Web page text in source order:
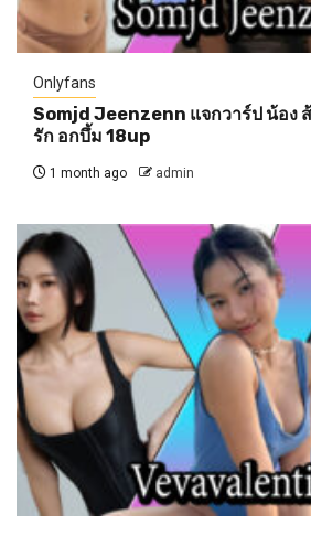
Onlyfans
Somjd Jeenzenn แจกวาร์ป น้อง
รัก อกบึ้ม 18up
1 month ago admin